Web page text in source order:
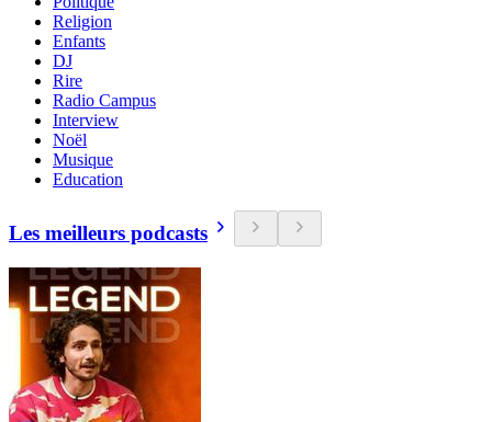
Religion
Enfants
DJ
Rire
Radio Campus
Interview
Noël
Musique
Education
Les meilleurs podcasts